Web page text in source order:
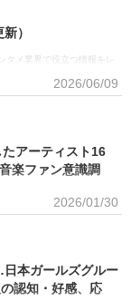
APPLEが期間内総売
ティスト別セールス部門
ジタルで1位を獲得したアー
となった。GREEN
滉斗（Gt） アーティスト別
アルバム、ミュージック
）
タメ業界で役立つ情報をレ
上げ検討時の判断材料とし
グ戦略に活用できる内容を
か」「何が売れるのか」
略に直結する示唆を提案
トレンドがどのよ
もにグラフ化(2026年2月)音
2026/06/09
アーティスト16
楽ファン意識調
なったアーティスト」のア
がダントツだったが、
ーティストは誰だったの
。 本調査は、2025年12
体（4576人）のうち、
2026/01/30
本ガールズグルー
認知・好感、応